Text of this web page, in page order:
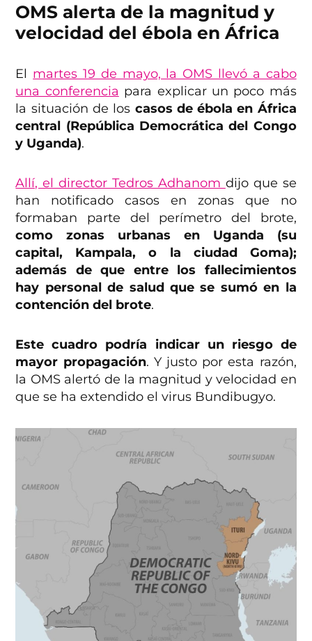
OMS alerta de la magnitud y
velocidad del ébola en África
El martes 19 de mayo, la OMS llevó a cabo
una conferencia para explicar un poco más
la situación de los casos de ébola en África
central (República Democrática del Congo
y Uganda).
Allí, el director Tedros Adhanom dijo que se
han notificado casos en zonas que no
formaban parte del perímetro del brote,
como zonas urbanas en Uganda (su
capital, Kampala, o la ciudad Goma);
además de que entre los fallecimientos
hay personal de salud que se sumó en la
contención del brote.
Este cuadro podría indicar un riesgo de
mayor propagación. Y justo por esta razón,
la OMS alertó de la magnitud y velocidad en
que se ha extendido el virus Bundibugyo.